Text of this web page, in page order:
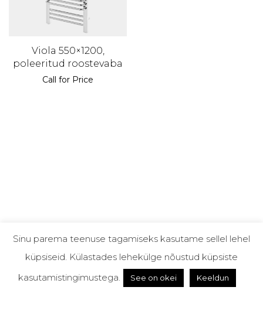
Viola 550×1200,
poleeritud roostevaba
Call for Price
Sinu parema teenuse tagamiseks kasutame sellel lehel
küpsiseid. Külastades lehekülge nõustud küpsiste
kasutamistingimustega.
See on okei Keeldun